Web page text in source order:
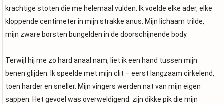
krachtige stoten die me helemaal vulden. Ik voelde elke ader, elke
kloppende centimeter in mijn strakke anus. Mijn lichaam trilde,
mijn zware borsten bungelden in de doorschijnende body.
Terwijl hij me zo hard anaal nam, liet ik een hand tussen mijn
benen glijden. Ik speelde met mijn clit – eerst langzaam cirkelend,
toen harder en sneller. Mijn vingers werden nat van mijn eigen
sappen. Het gevoel was overweldigend: zijn dikke pik die mijn